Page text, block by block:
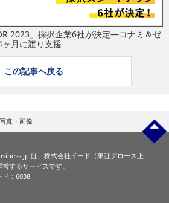
2023」採択企業6社が決定―コナミ＆ゼ
月に渡り支援
この記事へ戻る
写真・画像
は、株式会社イード（東証グロース上
するサービスです。
ド：6038